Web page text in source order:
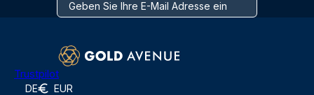
Trustpilot
DE EUR